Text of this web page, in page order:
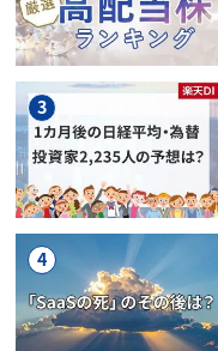
3
4